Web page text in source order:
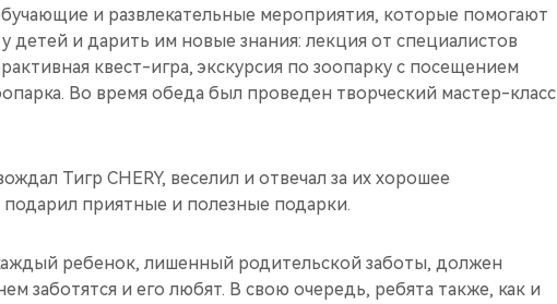
и развлекательные мероприятия, которые помогают
детей и дарить им новые знания: лекция от специалистов
квест-игра, экскурсия по зоопарку с посещением
Во время обеда был проведен творческий мастер-класс
Тигр CHERY, веселил и отвечал за их хорошее
приятные и полезные подарки.
ребенок, лишенный родительской заботы, должен
заботятся и его любят. В свою очередь, ребята также, как и